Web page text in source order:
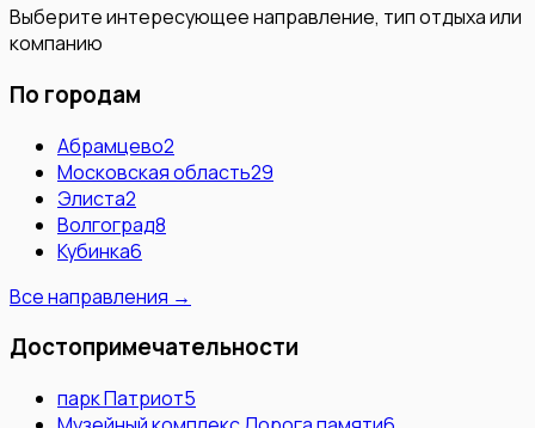
Выберите интересующее направление, тип отдыха или
компанию
По городам
Абрамцево2
Московская область29
Элиста2
Волгоград8
Кубинка6
Все направления →
Достопримечательности
парк Патриот5